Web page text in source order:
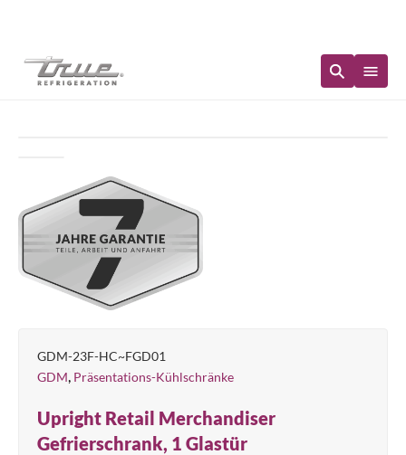
GDM-23F-HC~FGD01
GDM Präsentations-Kühlschränke
Upright Retail Merchandiser
Gefrierschrank, 1 Glastür